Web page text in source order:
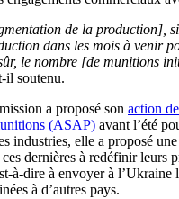
de la production],
dans les mois à venir
le nombre [de munitions
il soutenu.
a proposé son action
(ASAP) avant l’été
industries, elle a proposé
dernières à redéfinir leurs
à-dire à envoyer à l’Ukraine
à d’autres pays.